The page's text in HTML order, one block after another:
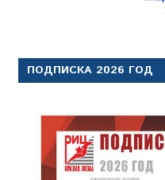
ПОДПИСКА 2026 ГОД